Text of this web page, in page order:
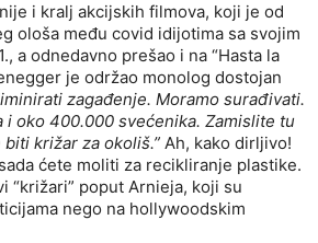
i kralj akcijskih filmova, koji je od
ološa među covid idijotima sa svojim
a odnedavno prešao i na “Hasta la
je održao monolog dostojan
zagađenje. Moramo surađivati.
oko 400.000 svećenika. Zamislite tu
križar za okoliš.” Ah, kako dirljivo!
ćete moliti za recikliranje plastike.
“križari” poput Arnieja, koji su
nego na hollywoodskim